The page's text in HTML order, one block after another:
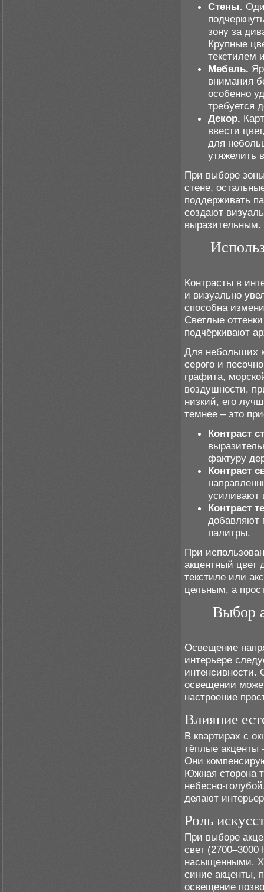
Стены.
зону за
Крупные
текстилем
Мебель.
внимания
особенно
требуется
Декор.
ввести
для
утяжелить
При выборе
стене,
поддерживать
создают
выразительным.
Контрасты в
и визуально
способна
Светлые
подчёркивают
Для небольших
серого и
графита,
воздушности,
низкий, его
темнее – это
Контраст
фактуру
Контраст
усиливают
Контраст
добавляют
палитры.
При
акцентный цвет
текстиле или
цельным, а
Выбор
Освещение
интерьере
интенсивности.
освещении
настроение
Влияние
В квартирах с
тёплые акценты
Они
Южная сторона
небесно-
делают
Роль
При выборе
свет
насыщенными.
синие акценты,
освещение